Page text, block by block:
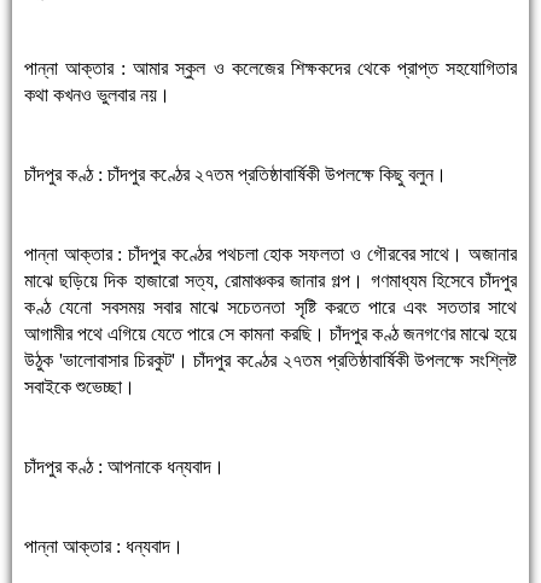
পান্না আক্তার : আমার স্কুল ও কলেজের শিক্ষকদের থেকে প্রাপ্ত সহযোগিতার
কথা কখনও ভুলবার নয়।
চাঁদপুর কণ্ঠ : চাঁদপুর কণ্ঠের ২৭তম প্রতিষ্ঠাবার্ষিকী উপলক্ষে কিছু বলুন।
পান্না আক্তার : চাঁদপুর কণ্ঠের পথচলা হোক সফলতা ও গৌরবের সাথে। অজানার
মাঝে ছড়িয়ে দিক হাজারো সত্য, রোমাঞ্চকর জানার গল্প। গণমাধ্যম হিসেবে চাঁদপুর
কণ্ঠ যেনো সবসময় সবার মাঝে সচেতনতা সৃষ্টি করতে পারে এবং সততার সাথে
আগামীর পথে এগিয়ে যেতে পারে সে কামনা করছি। চাঁদপুর কণ্ঠ জনগণের মাঝে হয়ে
উঠুক 'ভালোবাসার চিরকুট'। চাঁদপুর কণ্ঠের ২৭তম প্রতিষ্ঠাবার্ষিকী উপলক্ষে সংশ্লিষ্ট
সবাইকে শুভেচ্ছা।
চাঁদপুর কণ্ঠ : আপনাকে ধন্যবাদ।
পান্না আক্তার : ধন্যবাদ।